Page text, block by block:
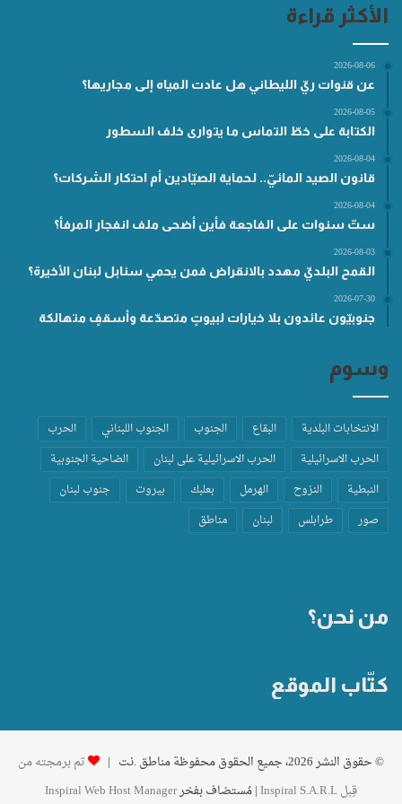
الأكثر قراءة
2026-08-06
عن قنوات ريّ الليطاني هل عادت المياه إلى مجاريها؟
2026-08-05
الكتابة على خطّ التماس ما يتوارى خلف السطور
2026-08-04
قانون الصيد المائيّ.. لحماية الصيّادين أم احتكار الشركات؟
2026-08-04
ستّ سنوات على الفاجعة فأين أضحى ملف انفجار المرفأ؟
2026-08-03
القمح البلديّ مهدد بالانقراض فمن يحمي سنابل لبنان الأخيرة؟
2026-07-30
جنوبيّون عائدون بلا خيارات لبيوتٍ متصدّعة وأسقفٍ متهالكة
وسوم
الانتخابات البلدية البقاع الجنوب الجنوب اللبناني
الحرب
الحرب الاسرائيلية
الحرب الاسرائيلية على لبنان
الضاحية الجنوبية
النبطية
النزوح الهرمل بعلبك بيروت
جنوب لبنان
صور
طرابلس لبنان مناطق
من نحن؟
كتّاب الموقع
© حقوق النشر 2026، جميع الحقوق محفوظة مناطق .نت |
تم برمجته من
قِبل Inspiral S.A.R.L
| مُستضاف بفخرInspiral Web Host Manager